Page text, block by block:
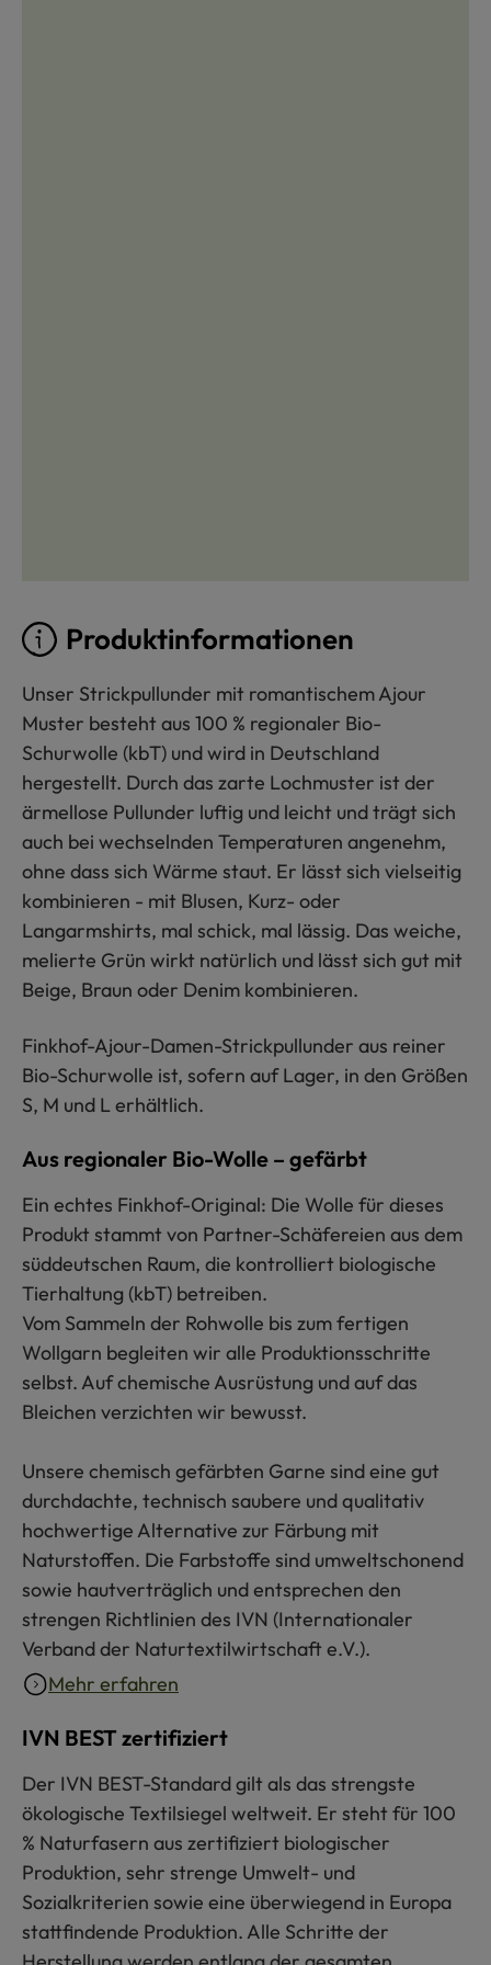
Produktinformationen
Unser Strickpullunder mit romantischem Ajour
Muster besteht aus 100 % regionaler Bio-
Schurwolle (kbT) und wird in Deutschland
hergestellt. Durch das zarte Lochmuster ist der
ärmellose Pullunder luftig und leicht und trägt sich
auch bei wechselnden Temperaturen angenehm,
ohne dass sich Wärme staut. Er lässt sich vielseitig
kombinieren - mit Blusen, Kurz- oder
Langarmshirts, mal schick, mal lässig. Das weiche,
melierte Grün wirkt natürlich und lässt sich gut mit
Beige, Braun oder Denim kombinieren.
Finkhof-Ajour-Damen-Strickpullunder aus reiner
Bio-Schurwolle ist, sofern auf Lager, in den Größen
S, M und L erhältlich.
Aus regionaler Bio-Wolle – gefärbt
Ein echtes Finkhof-Original: Die Wolle für dieses
Produkt stammt von Partner-Schäfereien aus dem
süddeutschen Raum, die kontrolliert biologische
Tierhaltung (kbT) betreiben.
Vom Sammeln der Rohwolle bis zum fertigen
Wollgarn begleiten wir alle Produktionsschritte
selbst. Auf chemische Ausrüstung und auf das
Bleichen verzichten wir bewusst.
Unsere chemisch gefärbten Garne sind eine gut
durchdachte, technisch saubere und qualitativ
hochwertige Alternative zur Färbung mit
Naturstoffen. Die Farbstoffe sind umweltschonend
sowie hautverträglich und entsprechen den
strengen Richtlinien des IVN (Internationaler
Verband der Naturtextilwirtschaft e.V.).
Mehr erfahren
IVN BEST zertifiziert
Der IVN BEST-Standard gilt als das strengste
ökologische Textilsiegel weltweit. Er steht für 100
% Naturfasern aus zertifiziert biologischer
Produktion, sehr strenge Umwelt- und
Sozialkriterien sowie eine überwiegend in Europa
stattfindende Produktion. Alle Schritte der